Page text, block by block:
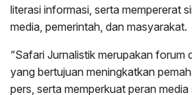
literasi informasi, serta mempererat
media, pemerintah, dan masyarakat.
“Safari Jurnalistik merupakan forum
yang bertujuan meningkatkan
pers, serta memperkuat peran media